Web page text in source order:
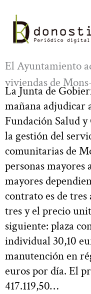
contenido
El Ayuntamiento
viviendas de
La Junta de
mañana adjudicar
Fundación Salud
la gestión del
comunitarias de
personas mayores
mayores
contrato es de
tres y el precio
siguiente: plaza
individual 30,10
manutención en
euros por día. El
417.119,50…